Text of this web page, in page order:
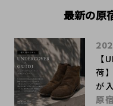
最新の原
【
荷
が
原